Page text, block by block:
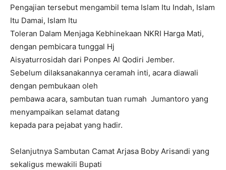
Pengajian tersebut mengambil tema Islam Itu Indah, Islam
Itu Damai, Islam Itu
Toleran Dalam Menjaga Kebhinekaan NKRI Harga Mati,
dengan pembicara tunggal Hj
Aisyaturrosidah dari Ponpes Al Qodiri Jember.
Sebelum dilaksanakannya ceramah inti, acara diawali
dengan pembukaan oleh
pembawa acara, sambutan tuan rumah Jumantoro yang
menyampaikan selamat datang
kepada para pejabat yang hadir.
Selanjutnya Sambutan Camat Arjasa Boby Arisandi yang
sekaligus mewakili Bupati